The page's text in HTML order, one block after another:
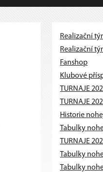
Realizační
Realizační
Fanshop
Klubové
TURNAJE
TURNAJE
Historie
Tabulky
TURNAJE
Tabulky
Tabulky